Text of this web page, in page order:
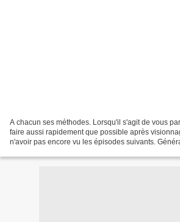
A chacun ses méthodes. Lorsqu'il s'agit de vous
faire aussi rapidement que possible après
n'avoir pas encore vu les épisodes suivants.